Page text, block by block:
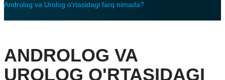
Androlog va Urolog o'rtasidagi farq nimada?
ANDROLOG VA
UROLOG O'RTASIDAGI